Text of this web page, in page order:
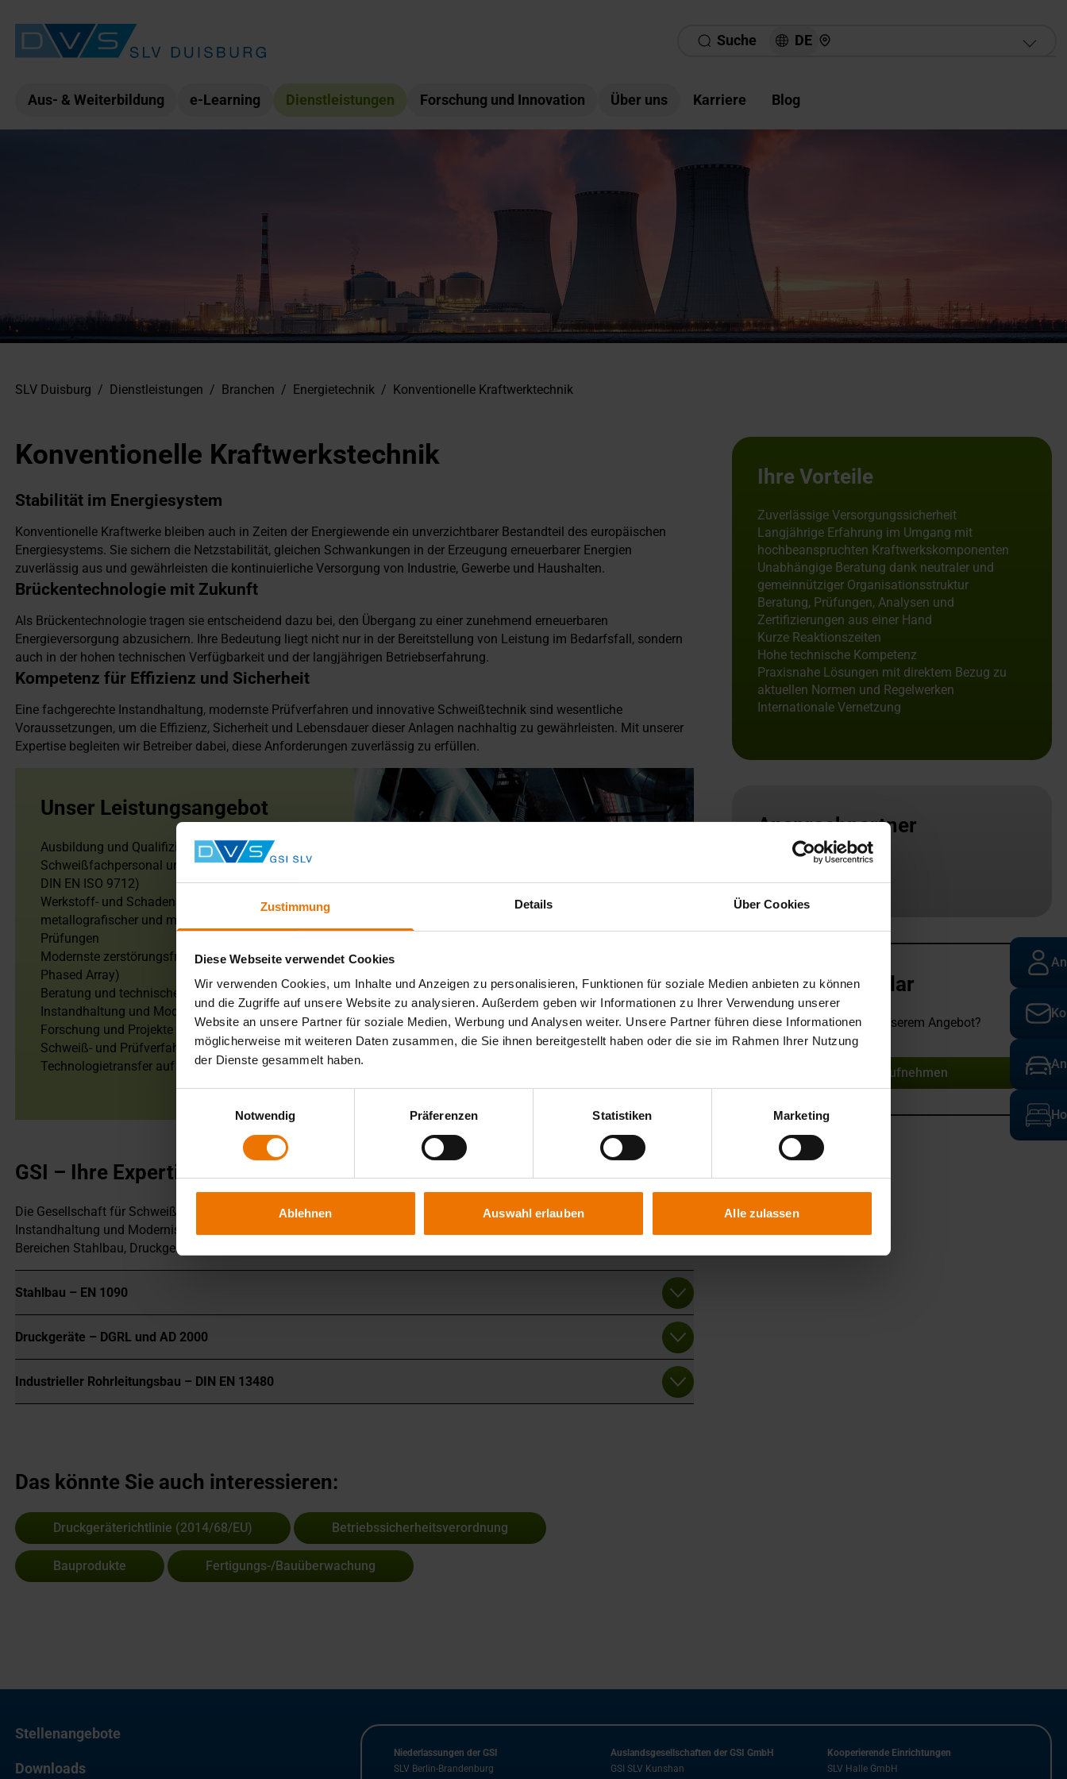
Zustimmung Details Über Cookies
Diese Webseite verwendet Cookies
Wir verwenden Cookies, um Inhalte und Anzeigen zu personalisieren, Funktionen für soziale Medien anbieten zu können
und die Zugriffe auf unsere Website zu analysieren. Außerdem geben wir Informationen zu Ihrer Verwendung unserer
Website an unsere Partner für soziale Medien, Werbung und Analysen weiter. Unsere Partner führen diese Informationen
möglicherweise mit weiteren Daten zusammen, die Sie ihnen bereitgestellt haben oder die sie im Rahmen Ihrer Nutzung
der Dienste gesammelt haben.
Notwendig
Präferenzen Statistiken Marketing
Ablehnen Auswahl erlauben Alle zulassen
Suche DE Hier finden Sie uns
Aus- & Weiterbildung e-Learning Dienstleistungen Forschung und Innovation Über uns Karriere Blog
SLV Duisburg / Dienstleistungen / Branchen / Energietechnik / Konventionelle Kraftwerktechnik
Konventionelle Kraftwerkstechnik
Stabilität im Energiesystem
Konventionelle Kraftwerke bleiben auch in Zeiten der Energiewende ein unverzichtbarer Bestandteil des europäischen
Energiesystems. Sie sichern die Netzstabilität, gleichen Schwankungen in der Erzeugung erneuerbarer Energien
zuverlässig aus und gewährleisten die kontinuierliche Versorgung von Industrie, Gewerbe und Haushalten.
Brückentechnologie mit Zukunft
Als Brückentechnologie tragen sie entscheidend dazu bei, den Übergang zu einer zunehmend erneuerbaren
Energieversorgung abzusichern. Ihre Bedeutung liegt nicht nur in der Bereitstellung von Leistung im Bedarfsfall, sondern
auch in der hohen technischen Verfügbarkeit und der langjährigen Betriebserfahrung.
Kompetenz für Effizienz und Sicherheit
Eine fachgerechte Instandhaltung, modernste Prüfverfahren und innovative Schweißtechnik sind wesentliche
Voraussetzungen, um die Effizienz, Sicherheit und Lebensdauer dieser Anlagen nachhaltig zu gewährleisten. Mit unserer
Expertise begleiten wir Betreiber dabei, diese Anforderungen zuverlässig zu erfüllen.
Unser Leistungsangebot
Ausbildung und Qualifizierung von
Schweißfachpersonal und Prüfpersonal (z.B. nach
DIN EN ISO 9712)
Werkstoff- und Schadensanalysen inklusive
metallografischer und mechanisch-technologischer
Prüfungen
Modernste zerstörungsfreie Prüfungen (wie UT
Phased Array)
Beratung und technische Begleitung bei Fertigung,
Instandhaltung und Modernisierung
Forschung und Projekte zur Weiterentwicklung von
Schweiß- und Prüfverfahren
Technologietransfer auf höchstem Niveau
GSI – Ihre Expertise für konventionelle Kraftwerkstechnik
Die Gesellschaft für Schweißtechnik International (GSI) ist seit Jahrzehnten ein zuverlässiger Partner für die Fertigung,
Instandhaltung und Modernisierung konventioneller Kraftwerksanlagen. Unser besonderer Schwerpunkt liegt in den
Bereichen Stahlbau, Druckgerätebau und industrieller Rohrleitungsbau.
Stahlbau – EN 1090
Druckgeräte – DGRL und AD 2000
Industrieller Rohrleitungsbau – DIN EN 13480
Das könnte Sie auch interessieren:
Druckgeräterichtlinie (2014/68/EU) Betriebssicherheitsverordnung
Bauprodukte Fertigungs-/Bauüberwachung
Ihre Vorteile
Zuverlässige Versorgungssicherheit
Langjährige Erfahrung im Umgang mit
hochbeanspruchten Kraftwerkskomponenten
Unabhängige Beratung dank neutraler und
gemeinnütziger Organisationsstruktur
Beratung, Prüfungen, Analysen und
Zertifizierungen aus einer Hand
Kurze Reaktionszeiten
Hohe technische Kompetenz
Praxisnahe Lösungen mit direktem Bezug zu
aktuellen Normen und Regelwerken
Internationale Vernetzung
Ansprechpartner
Kontaktformular
Sie haben Fragen zu unserem Angebot?
Kontakt aufnehmen
Stellenangebote
Downloads
Niederlassungen der GSI
SLV Berlin-Brandenburg
Auslandsgesellschaften der GSI GmbH
GSI SLV Kunshan
Kooperierende Einrichtungen
SLV Halle GmbH